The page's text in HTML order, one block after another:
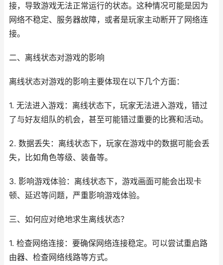
接，导致游戏无法正常运行的状态。这种情况可能是因为
网络不稳定、服务器故障，或者是玩家主动断开了网络连
接。
二、离线状态对游戏的影响
离线状态对游戏的影响主要体现在以下几个方面：
1. 无法进入游戏：离线状态下，玩家无法进入游戏，错过
了与好友组队的机会，甚至可能错过重要的比赛和活动。
2. 数据丢失：离线状态下，玩家在游戏中的数据可能会丢
失，比如角色等级、装备等。
3. 影响游戏体验：离线状态下，游戏画面可能会出现卡
顿、延迟等问题，严重影响游戏体验。
三、如何应对绝地求生离线状态？
1. 检查网络连接：要确保网络连接稳定。可以尝试重启路
由器、检查网络线路等方式。